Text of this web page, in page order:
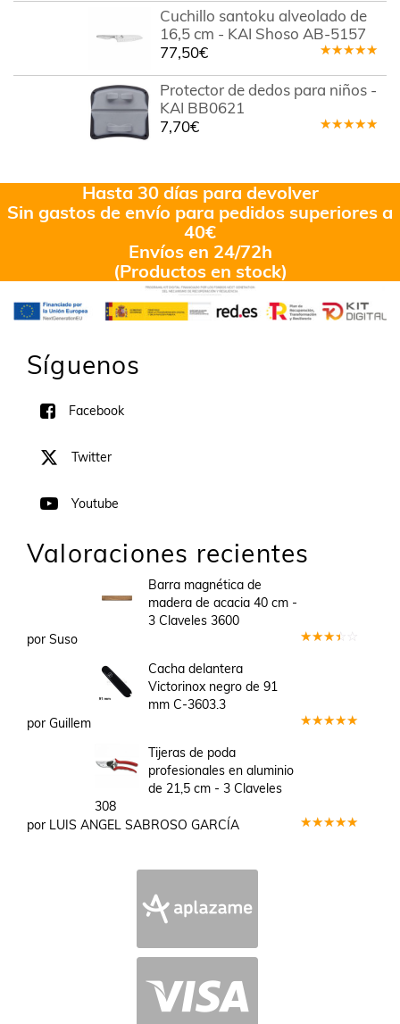
en5.00
5
Cuchillo santoku alveolado de
16,5 cm - KAI Shoso AB-5157
en5.00de
5
77,50€
Protector de dedos para niños -
KAI BB0621
7,70€
Hasta 30 días para devolver
Sin gastos de envío para pedidos superiores a
40€
Envíos en 24/72h
(Productos en stock)
Síguenos
Facebook
Twitter
Youtube
Valoraciones recientes
Barra magnética de
madera de acacia 40 cm -
3 Claveles 3600
por Suso
Cacha delantera
Victorinox negro de 91
mm C-3603.3
por Guillem
Tijeras de poda
profesionales en aluminio
de 21,5 cm - 3 Claveles
308
por LUIS ANGEL SABROSO GARCÍA